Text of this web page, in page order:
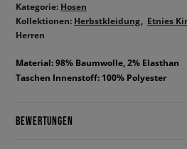
Kategorie: Hosen
Kollektionen: Herbstkleidung
Etnies
Herren
Material: 98% Baumwolle, 2% Elasthan
Taschen Innenstoff: 100% Polyester
BEWERTUNGEN